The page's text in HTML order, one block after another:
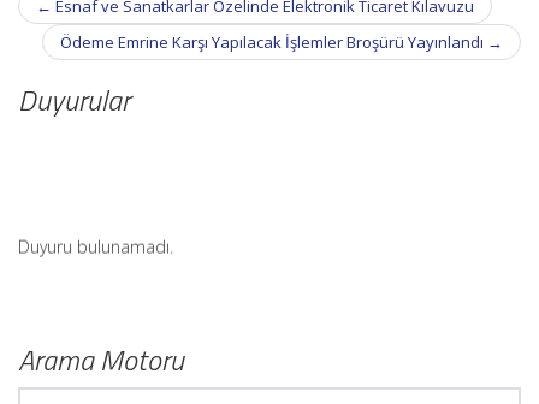
navigation
← Esnaf ve Sanatkarlar Özelinde Elektronik Ticaret Kılavuzu
Ödeme Emrine Karşı Yapılacak İşlemler Broşürü Yayınlandı →
Duyurular
Duyuru bulunamadı.
Arama Motoru